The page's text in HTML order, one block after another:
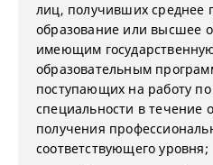
лиц, получивших среднее
образование или высшее
имеющим
образовательным
поступающих на работу
специальности в течение
получения
соответствующего уровня;